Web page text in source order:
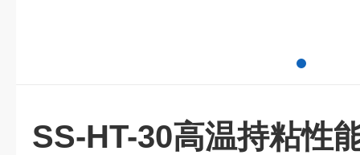
SS-HT-30高温持粘性